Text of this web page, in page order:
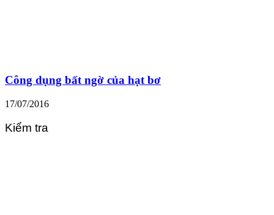
Công dụng bất ngờ của hạt bơ
17/07/2016
Kiểm tra